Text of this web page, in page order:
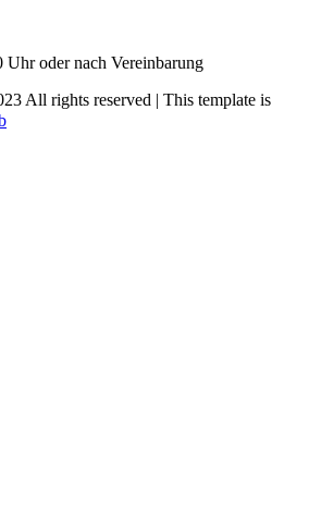
Uhr oder nach Vereinbarung
All rights reserved | This template is